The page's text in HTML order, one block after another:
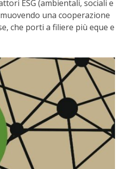
ESG (ambientali, sociali e
una cooperazione
che porti a filiere più eque e